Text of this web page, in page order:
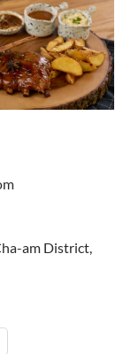
am District,